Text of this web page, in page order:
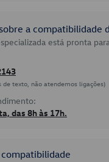
a compatibilidade
está pronta
de texto, não atendemos ligações)
das 8h às 17h.